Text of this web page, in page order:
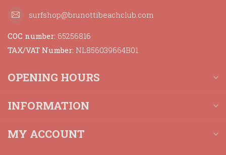
surfshop@brunottibeachclub.com
COC number: 65256816
TAX/VAT Number: NL856039664B01
OPENING HOURS
INFORMATION
MY ACCOUNT